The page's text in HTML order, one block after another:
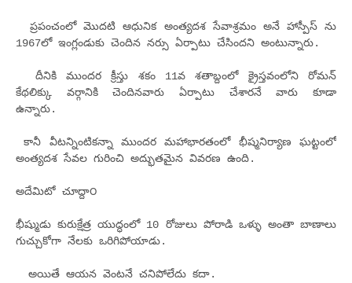
ప్రపంచంలో మొదటి ఆధునిక అంత్యదశ సేవాశ్రమం అనే హాస్పీస్ ను
1967లో ఇంగ్లండుకు చెందిన నర్సు ఏర్పాటు చేసిందని అంటున్నారు.
దీనికి ముందర క్రీస్తు శకం 11వ శతాబ్దంలో క్రైస్తవంలోని రోమన్
కేథలిక్కు వర్గానికి చెందినవారు ఏర్పాటు చేశారనే వారు కూడా
ఉన్నారు.
కానీ వీటన్నింటికన్నా ముందర మహాభారతంలో భీష్మనిర్యాణ ఘట్టంలో
అంత్యదశ సేవల గురించి అద్భుతమైన వివరణ ఉంది.
అదేమిటో చూద్దా౦
భీష్ముడు కురుక్షేత్ర యుద్ధంలో 10 రోజులు పోరాడి ఒళ్ళు అంతా బాణాలు
గుచ్చుకోగా నేలకు ఒరిగిపోయాడు.
అయితే ఆయన వెంటనే చనిపోలేదు క‌దా.